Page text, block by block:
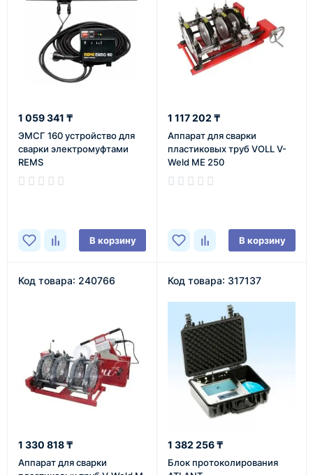
1 059 341 ₸
ЭМСГ 160 устройство для
сварки электромуфтами
REMS
В корзину
1 117 202 ₸
Аппарат для сварки
пластиковых труб VOLL V-
Weld ME 250
В корзину
Код товара: 240766
1 330 818 ₸
Аппарат для сварки
Код товара: 317137
1 382 256 ₸
Блок протоколирования